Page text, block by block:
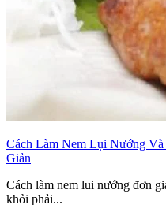
Cách Làm Nem Lụi Nướng
Giản
Cách làm nem lui nướng đơn
khỏi phải...